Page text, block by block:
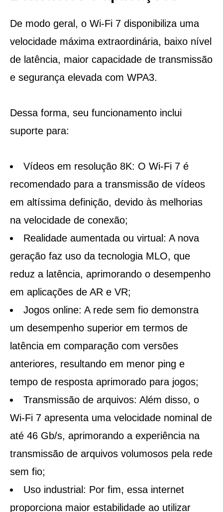
De modo geral, o Wi-Fi 7 disponibiliza uma
velocidade máxima extraordinária, baixo nível
de latência, maior capacidade de transmissão
e segurança elevada com WPA3.
Dessa forma, seu funcionamento inclui
suporte para:
Vídeos em resolução 8K: O Wi-Fi 7 é
recomendado para a transmissão de vídeos
em altíssima definição, devido às melhorias
na velocidade de conexão;
Realidade aumentada ou virtual: A nova
geração faz uso da tecnologia MLO, que
reduz a latência, aprimorando o desempenho
em aplicações de AR e VR;
Jogos online: A rede sem fio demonstra
um desempenho superior em termos de
latência em comparação com versões
anteriores, resultando em menor ping e
tempo de resposta aprimorado para jogos;
Transmissão de arquivos: Além disso, o
Wi-Fi 7 apresenta uma velocidade nominal de
até 46 Gb/s, aprimorando a experiência na
transmissão de arquivos volumosos pela rede
sem fio;
Uso industrial: Por fim, essa internet
proporciona maior estabilidade ao utilizar